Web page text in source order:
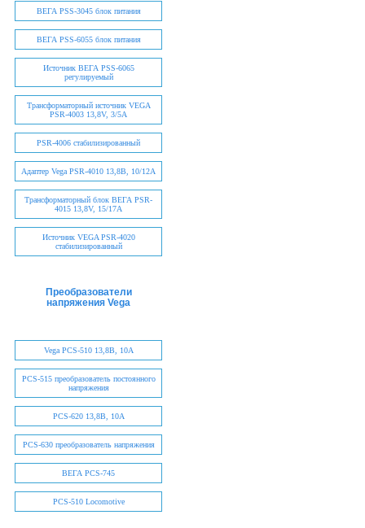
ВЕГА PSS-3045 блок питания
ВЕГА PSS-6055 блок питания
Источник ВЕГА PSS-6065
регулируемый
Трансформаторный источник VEGA
PSR-4003 13,8V, 3/5А
PSR-4006 стабилизированный
Адаптер Vega PSR-4010 13,8В, 10/12А
Трансформаторный блок ВЕГА PSR-
4015 13,8V, 15/17А
Источник VEGA PSR-4020
стабилизированный
Преобразователи
напряжения Vega
Vega PCS-510 13,8В, 10А
PCS-515 преобразователь постоянного
напряжения
PCS-620 13,8В, 10А
PCS-630 преобразователь напряжения
ВЕГА PCS-745
PCS-510 Locomotive